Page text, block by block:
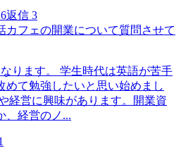
返信 3
カフェの開業について質問させて
ります。 学生時代は英語が苦手
めて勉強したいと思い始めまし
経営に興味があります。開業資
、経営のノ...